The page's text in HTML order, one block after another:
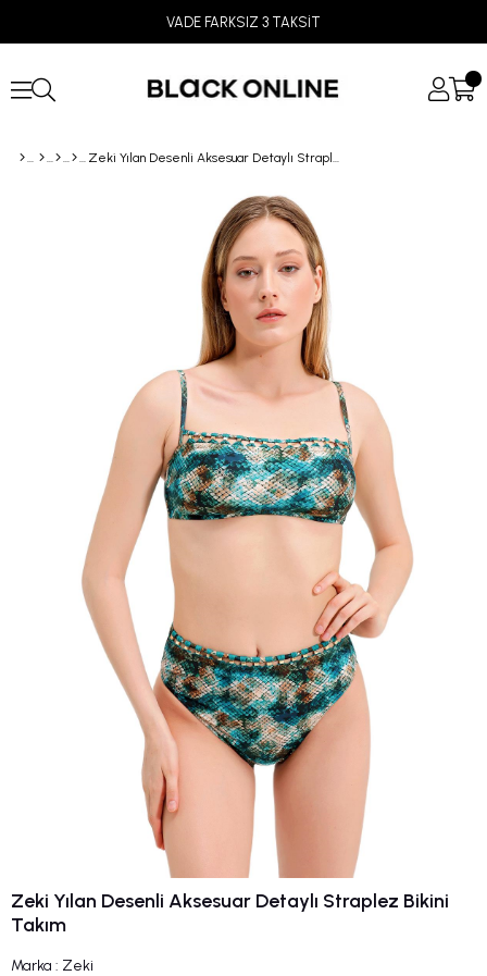
VADE FARKSIZ 3 TAKSİT
Zeki Yılan Desenli Aksesuar Detaylı Straplez Bikini Takım
Zeki Yılan Desenli Aksesuar Detaylı Straplez Bikini
Takım
Marka : Zeki